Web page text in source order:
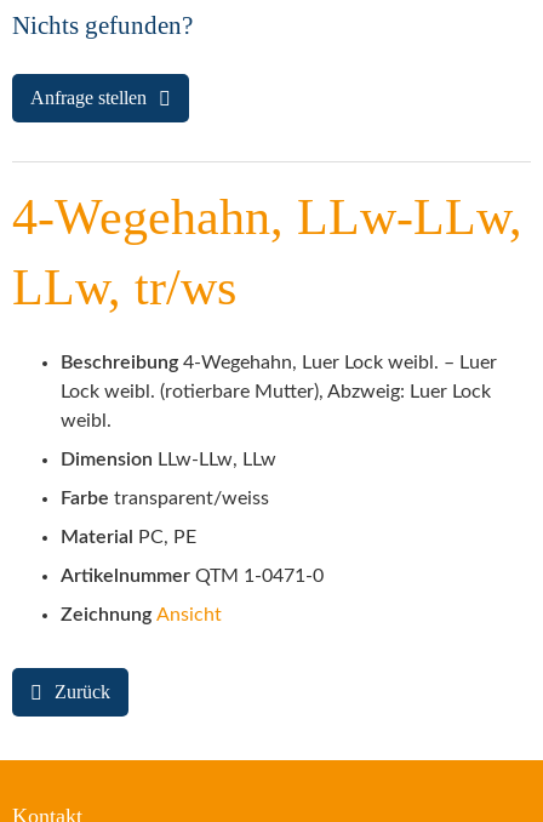
Nichts gefunden?
Anfrage stellen
4-Wegehahn, LLw-LLw,
LLw, tr/ws
Beschreibung 4-Wegehahn, Luer Lock weibl. – Luer
Lock weibl. (rotierbare Mutter), Abzweig: Luer Lock
weibl.
Dimension LLw-LLw, LLw
Farbe transparent/weiss
Material
PC, PE
Artikelnummer QTM 1-0471-0
Zeichnung Ansicht
Zurück
Kontakt